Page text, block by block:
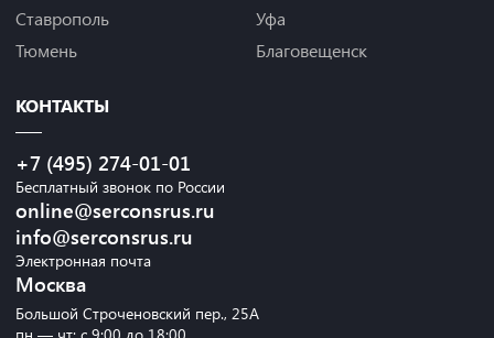
Ставрополь
Тюмень
Уфа
Благовещенск
КОНТАКТЫ
+7 (495) 274-01-01
Бесплатный звонок по России
online@serconsrus.ru
info@serconsrus.ru
Электронная почта
Москва
Большой Строченовский пер., 25А
пн — чт: с 9:00 до 18:00